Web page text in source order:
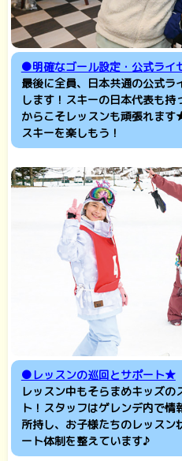
●明確なゴール設定・公式ライ
最後に全員、日本共通の公式
します！スキーの日本代表も
からこそレッスンも頑張れま
スキーを楽しもう！
●レッスンの巡回とサポート★
レッスン中もそらまめキッズ
ト！スタッフはゲレンデ内で
所持し、お子様たちのレッス
ート体制を整えています♪